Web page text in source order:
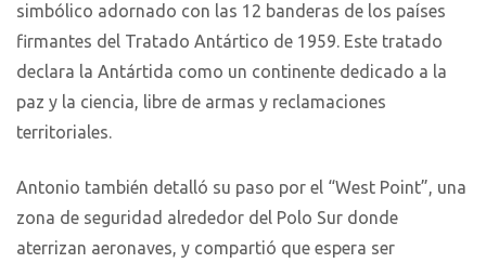
simbólico adornado con las 12 banderas de los países
firmantes del Tratado Antártico de 1959. Este tratado
declara la Antártida como un continente dedicado a la
paz y la ciencia, libre de armas y reclamaciones
territoriales.
Antonio también detalló su paso por el “West Point”, una
zona de seguridad alrededor del Polo Sur donde
aterrizan aeronaves, y compartió que espera ser